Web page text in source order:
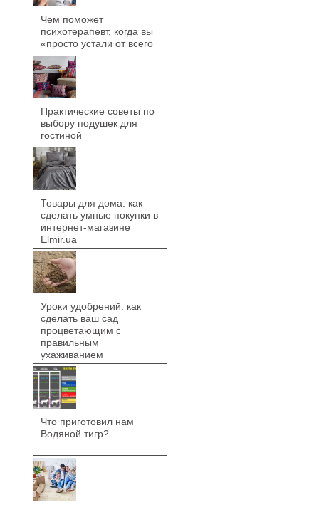
Чем поможет
психотерапевт, когда вы
«просто устали от всего
Практические советы по
выбору подушек для
гостиной
Товары для дома: как
сделать умные покупки в
интернет-магазине
Elmir.ua
Уроки удобрений: как
сделать ваш сад
процветающим с
правильным
ухаживанием
Что приготовил нам
Водяной тигр?